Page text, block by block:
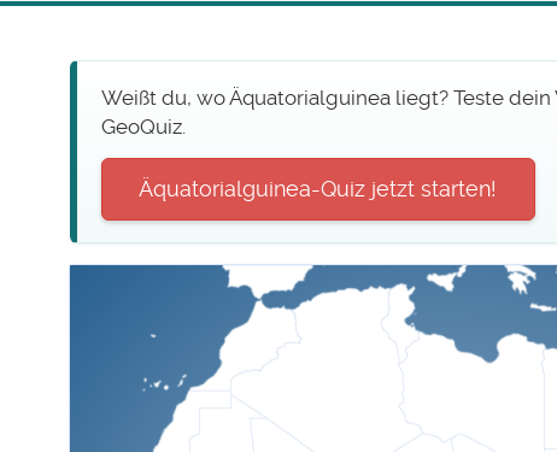
Weißt du, wo Äquatorialguinea liegt? Teste
GeoQuiz.
Äquatorialguinea-Quiz jetzt starten!